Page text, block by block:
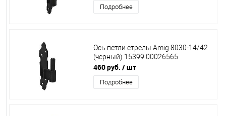
Подробнее
Ось петли стрелы Amig 8030-14/42
(черный) 15399 00026565
460 руб. / шт
Подробнее